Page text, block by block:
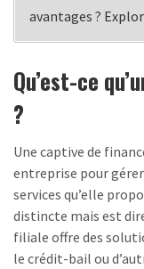
avantages ?
Qu’est-ce
?
Une captive de
entreprise pour
services qu’elle
distincte mais est
filiale offre des
le crédit-bail ou